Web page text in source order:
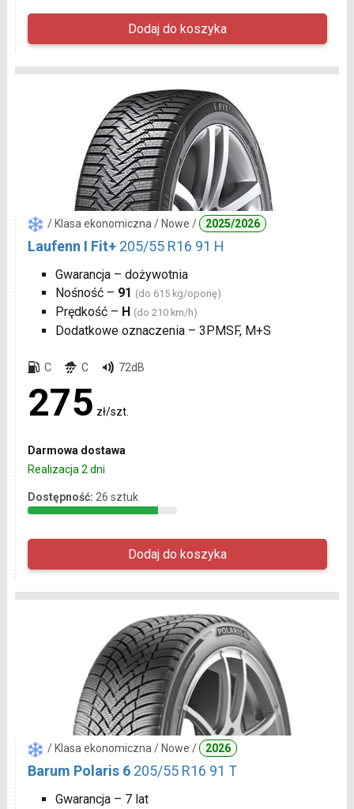
/ Klasa ekonomiczna / Nowe / 2025/2026
Laufenn I Fit+ 205/55 R16 91 H
Gwarancja – dożywotnia
Nośność – 91 (do 615 kg/oponę)
Prędkość – H (do 210 km/h)
Dodatkowe oznaczenia – 3PMSF, M+S
C C 72dB
275 zł/szt.
Darmowa dostawa
Realizacja 2 dni
Dostępność: 26 sztuk
/ Klasa ekonomiczna / Nowe / 2026
Barum Polaris 6 205/55 R16 91 T
Gwarancja – 7 lat